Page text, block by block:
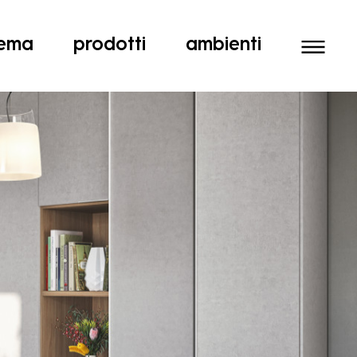
prodotti ambienti